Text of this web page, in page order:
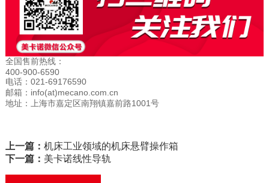
全国售前热线：
400-900-6590
电话：021-69176590
邮箱：info(at)mecano.com.cn
地址：上海市嘉定区南翔镇嘉前路1001号
上一篇： 机床工业领域的机床悬臂操作箱
下一篇： 美卡诺线性导轨